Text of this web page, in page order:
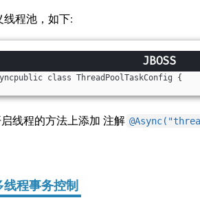
线程池，如下:
class ThreadPoolTaskConfig {
线程的方法上添加 注解
程事务控制